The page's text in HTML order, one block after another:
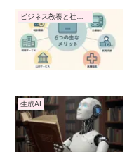
ビジネス教養と社会トレンド
生成AI